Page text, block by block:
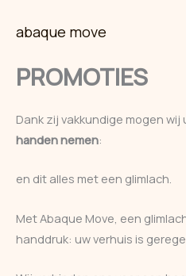
abaque move
PROMOTIES
Dank zij vakkundige mogen wij
handen nemen:
en dit alles met een glimlach.
Met Abaque Move, een
handdruk: uw verhuis is